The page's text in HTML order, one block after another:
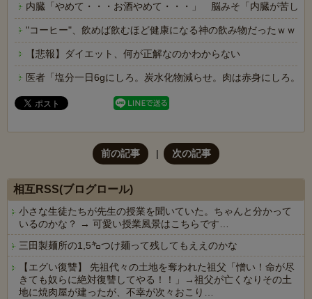
内臓「やめて・・・お酒やめて・・・」 脳みそ「内臓が苦しが
"コーヒー"、飲めば飲むほど健康になる神の飲み物だったｗｗｗ
【悲報】ダイエット、何が正解なのかわからない
医者「塩分一日6gにしろ。炭水化物減らせ。肉は赤身にしろ。
前の記事 次の記事
相互RSS(ブログロール)
小さな生徒たちが先生の授業を聞いていた。ちゃんと分かって
いるのかな？ → 可愛い授業風景はこちらです…
三田製麺所の1,5㌔つけ麺って残してもええのかな
【エグい復讐】 先祖代々の土地を奪われた祖父「憎い！命が尽
きても奴らに絶対復讐してやる！！」→祖父が亡くなりその土
地に焼肉屋が建ったが、不幸が次々おこり…